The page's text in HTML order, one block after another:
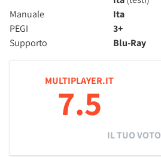
Manuale
Ita
PEGI
3+
Supporto
Blu-Ray
MULTIPLAYER.IT
7.5
IL TUO VOTO